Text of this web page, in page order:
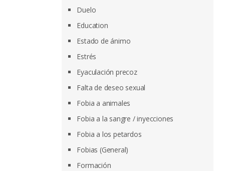
Duelo
Education
Estado de ánimo
Estrés
Eyaculación precoz
Falta de deseo sexual
Fobia a animales
Fobia a la sangre / inyecciones
Fobia a los petardos
Fobias (General)
Formación